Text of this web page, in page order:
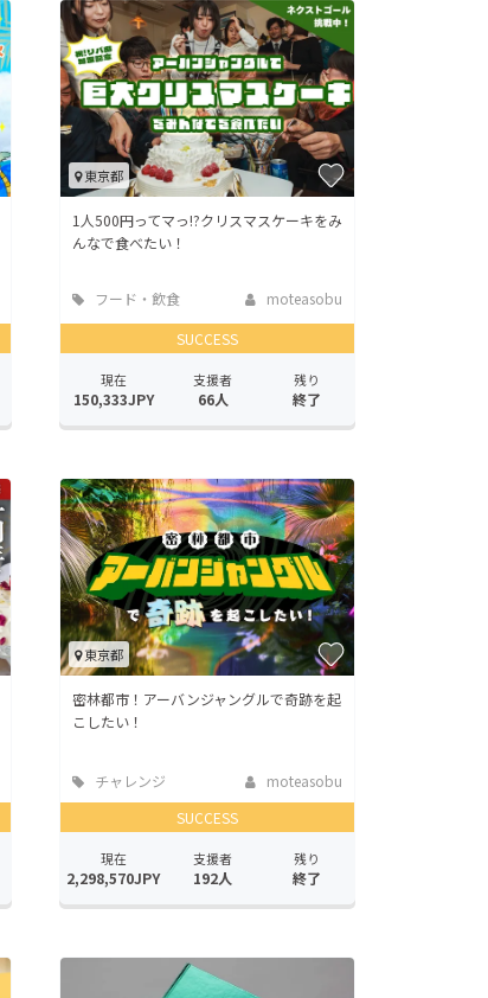
東京都
1人500円ってマっ!?クリスマスケーキをみ
んなで食べたい！
フード・飲食
店
moteasobu
SUCCESS
現在
150,333JPY
支援者
66人
残り
終了
東京都
密林都市！アーバンジャングルで奇跡を起
こしたい！
チャレンジ
moteasobu
SUCCESS
現在
2,298,570JPY
支援者
192人
残り
終了